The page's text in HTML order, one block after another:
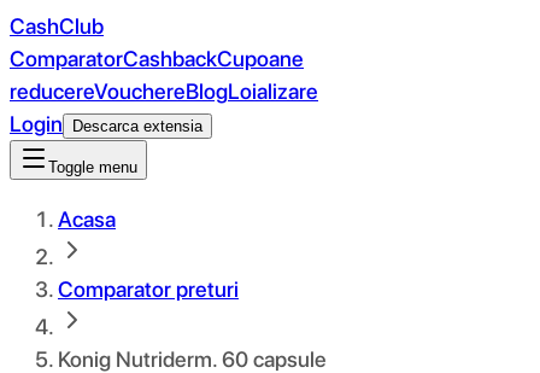
CashClub
ComparatorCashbackCupoane
reducereVouchereBlogLoializare
Login
Descarca extensia
Toggle menu
Acasa
Comparator preturi
Konig Nutriderm. 60 capsule